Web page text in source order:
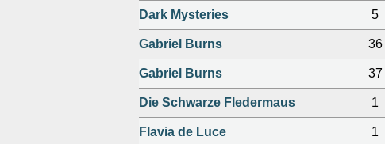
Dark Mysteries 5
Gabriel Burns 36
Gabriel Burns
37
Die Schwarze Fledermaus
1
Flavia de Luce 1